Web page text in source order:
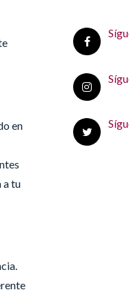
en
a tu